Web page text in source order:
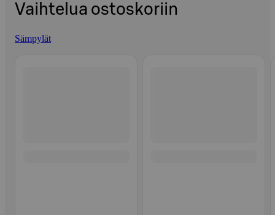
Vaihtelua ostoskoriin
Sämpylät